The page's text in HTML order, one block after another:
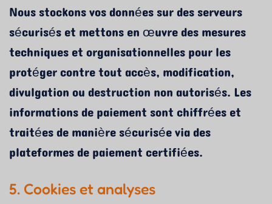
Nous stockons vos données sur des serveurs
sécurisés et mettons en œuvre des mesures
techniques et organisationnelles pour les
protéger contre tout accès, modification,
divulgation ou destruction non autorisés. Les
informations de paiement sont chiffrées et
traitées de manière sécurisée via des
plateformes de paiement certifiées.
5. Cookies et analyses